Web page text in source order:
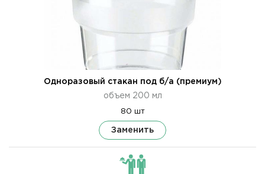
Одноразовый стакан под б/а (премиум)
объем 200 мл
80 шт
Заменить